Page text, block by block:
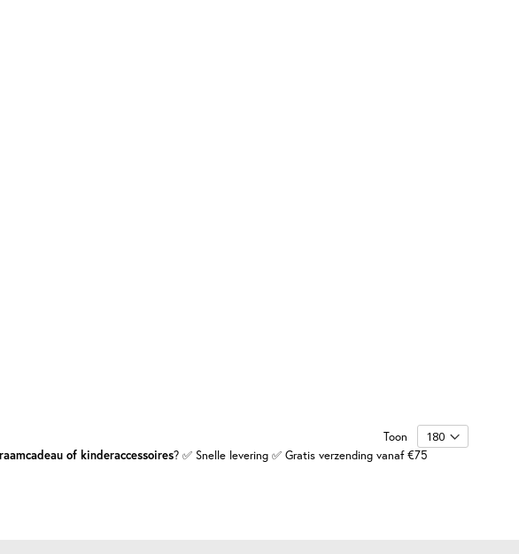
Toon
of kinderaccessoires? ✅ Snelle levering ✅ Gratis verzending vanaf €75